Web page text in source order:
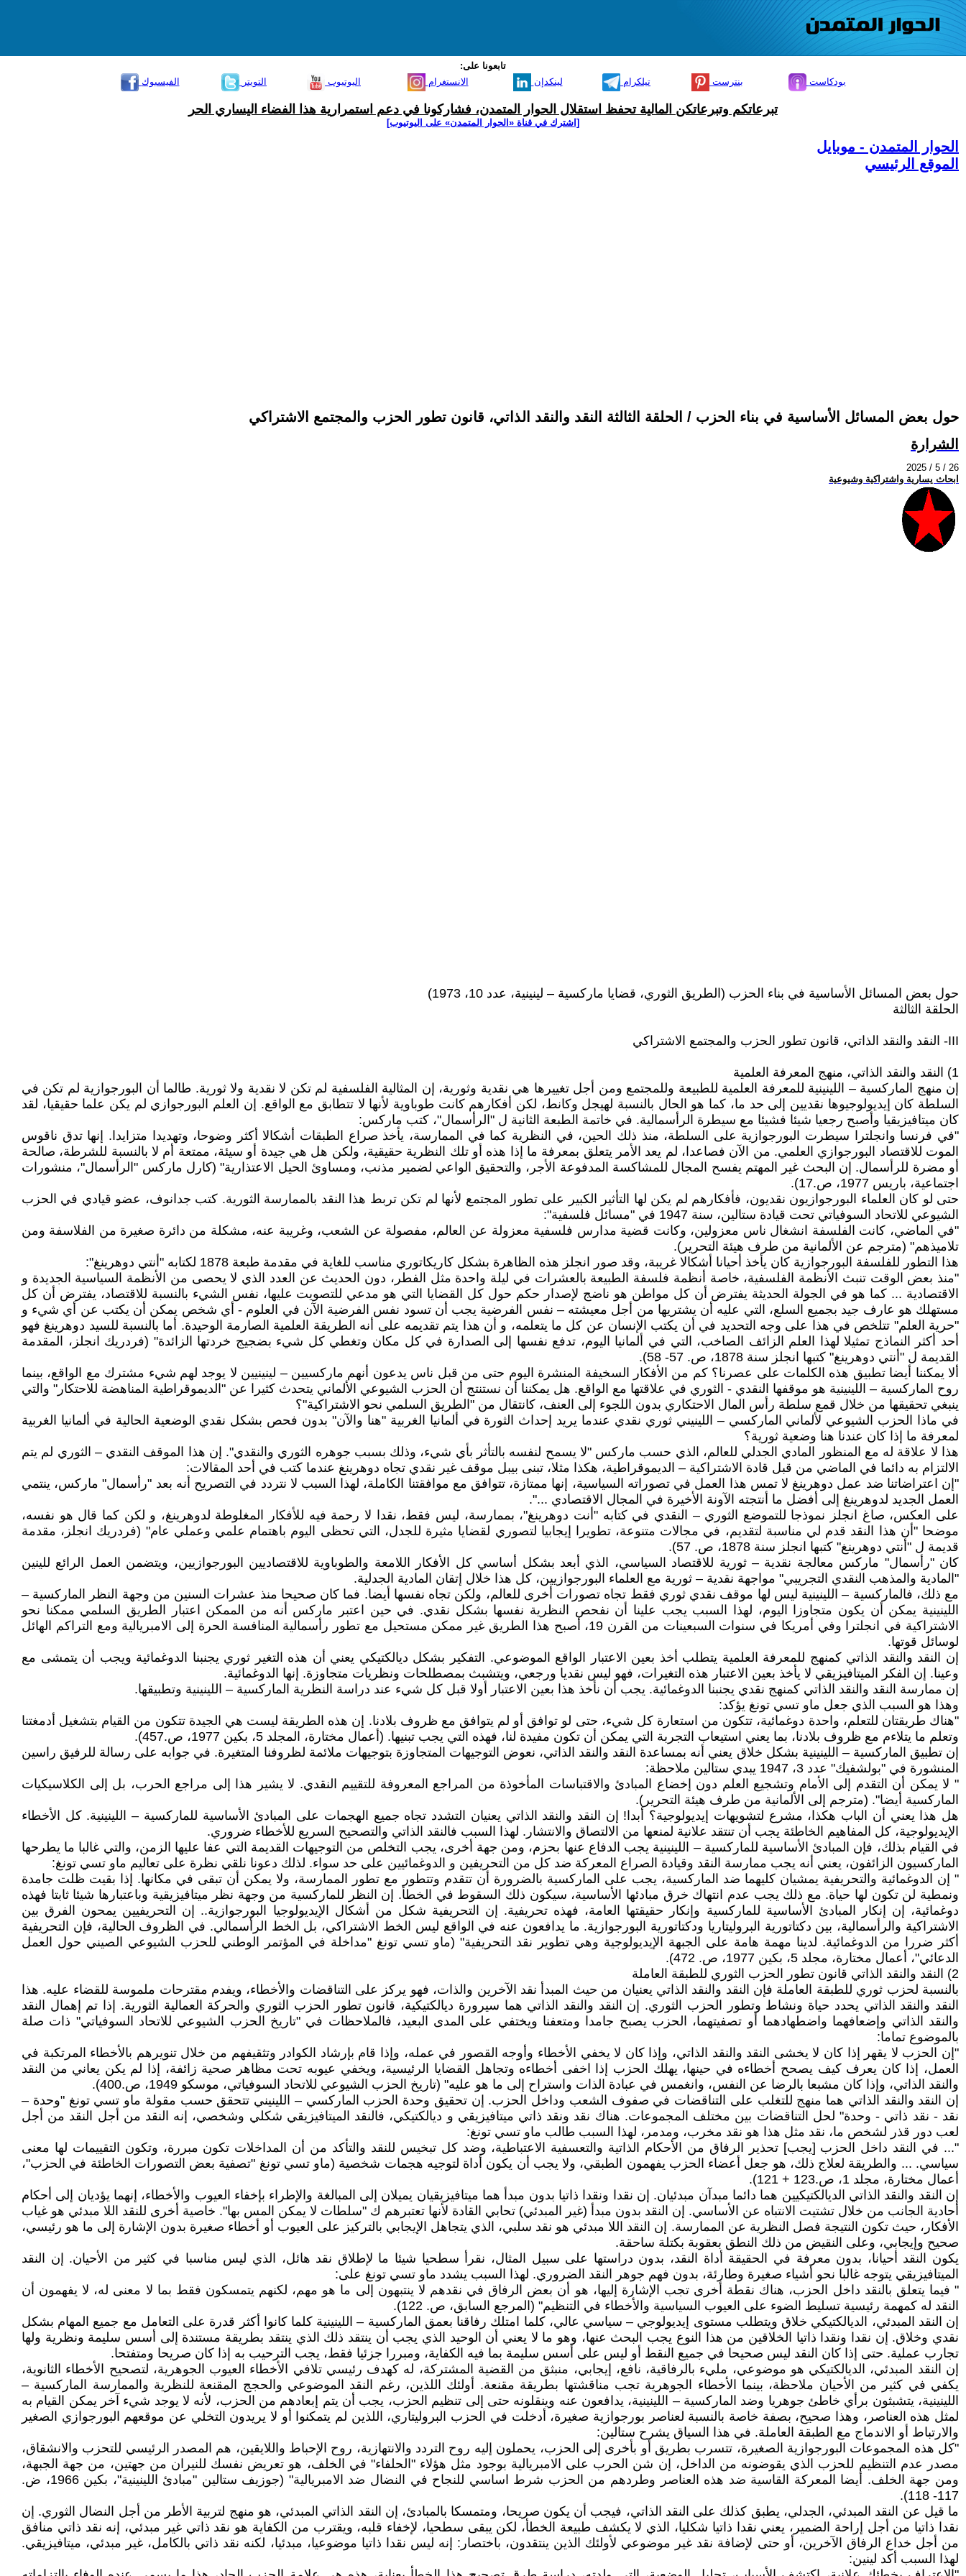
تابعونا على:
الفيسبوك
التويتر اليوتيوب الانستغرام لينكدإن تيلكرام بنترست بودكاست
تبرعاتكم وتبرعاتكن المالية تحفظ استقلال الحوار المتمدن، فشاركونا في دعم استمرارية هذا الفضاء اليساري الحر
[اشترك في قناة ‫«الحوار المتمدن» على اليوتيوب]
الحوار المتمدن - موبايل
الموقع الرئيسي
حول بعض المسائل الأساسية في بناء الحزب / الحلقة الثالثة النقد والنقد الذاتي، قانون تطور الحزب والمجتمع الاشتراكي
الشرارة
2025 / 5 / 26
ابحاث يسارية واشتراكية وشيوعية
حول بعض المسائل الأساسية في بناء الحزب (الطريق الثوري، قضايا ماركسية – لينينية، عدد 10، 1973)
الحلقة الثالثة
III- النقد والنقد الذاتي، قانون تطور الحزب والمجتمع الاشتراكي
1) النقد والنقد الذاتي، منهج المعرفة العلمية
إن منهج الماركسية – اللينينية للمعرفة العلمية للطبيعة وللمجتمع ومن أجل تغييرها هي نقدية وثورية، إن المثالية الفلسفية لم تكن لا نقدية ولا ثورية. طالما أن البورجوازية لم تكن في
السلطة كان إيديولوجيوها نقديين إلى حد ما، كما هو الحال بالنسبة لهيجل وكانط، لكن أفكارهم كانت طوباوية لأنها لا تتطابق مع الواقع. إن العلم البورجوازي لم يكن علما حقيقيا، لقد
كان ميتافيزيقيا وأصبح رجعيا شيئا فشيئا مع سيطرة الرأسمالية. في خاتمة الطبعة الثانية ل "الرأسمال"، كتب ماركس:
"في فرنسا وانجلترا سيطرت البورجوازية على السلطة، منذ ذلك الحين، في النظرية كما في الممارسة، يأخذ صراع الطبقات أشكالا أكثر وضوحا، وتهديدا متزايدا. إنها تدق ناقوس
الموت للاقتصاد البورجوازي العلمي. من الآن فصاعدا، لم يعد الأمر يتعلق بمعرفة ما إذا هذه أو تلك النظرية حقيقية، ولكن هل هي جيدة أو سيئة، ممتعة أم لا بالنسبة للشرطة، صالحة
أو مضرة للرأسمال. إن البحث غير المهتم يفسح المجال للمشاكسة المدفوعة الأجر، والتحقيق الواعي لضمير مذنب، ومساوئ الحيل الاعتذارية" (كارل ماركس "الرأسمال"، منشورات
اجتماعية، باريس 1977، ص.17).
حتى لو كان العلماء البورجوازيون نقديون، فأفكارهم لم يكن لها التأثير الكبير على تطور المجتمع لأنها لم تكن تربط هذا النقد بالممارسة الثورية. كتب جدانوف، عضو قيادي في الحزب
الشيوعي للاتحاد السوفياتي تحت قيادة ستالين، سنة 1947 في "مسائل فلسفية":
"في الماضي، كانت الفلسفة انشغال ناس معزولين، وكانت قضية مدارس فلسفية معزولة عن العالم، مفصولة عن الشعب، وغريبة عنه، مشكلة من دائرة صغيرة من الفلاسفة ومن
تلاميذهم" (مترجم عن الألمانية من طرف هيئة التحرير).
هذا التطور للفلسفة البورجوازية كان يأخذ أحيانا أشكالا غريبة، وقد صور انجلز هذه الظاهرة بشكل كاريكاتوري مناسب للغاية في مقدمة طبعة 1878 لكتابه "أنتي دوهرينغ":
"منذ بعض الوقت تنبث الأنظمة الفلسفية، خاصة أنظمة فلسفة الطبيعة بالعشرات في ليلة واحدة مثل الفطر، دون الحديث عن العدد الذي لا يحصى من الأنظمة السياسية الجديدة و
الاقتصادية ... كما هو في الجولة الحديثة يفترض أن كل مواطن هو ناضج لإصدار حكم حول كل القضايا التي هو مدعي للتصويت عليها، نفس الشيء بالنسبة للاقتصاد، يفترض أن كل
مستهلك هو عارف جيد بجميع السلع، التي عليه أن يشتريها من أجل معيشته – نفس الفرضية يجب أن تسود نفس الفرضية الآن في العلوم - أي شخص يمكن أن يكتب عن أي شيء و
"حرية العلم" تتلخص في هذا على وجه التحديد في أن يكتب الإنسان عن كل ما يتعلمه، و أن هذا يتم تقديمه على أنه الطريقة العلمية الصارمة الوحيدة. أما بالنسبة للسيد دوهرينغ فهو
أحد أكثر النماذج تمثيلا لهذا العلم الزائف الصاخب، التي في ألمانيا اليوم، تدفع نفسها إلى الصدارة في كل مكان وتغطي كل شيء بضجيج خردتها الزائدة" (فردريك انجلز، المقدمة
القديمة ل "أنتي دوهرينغ" كتبها انجلز سنة 1878، ص. 57- 58).
ألا يمكننا أيضا تطبيق هذه الكلمات على عصرنا؟ كم من الأفكار السخيفة المنشرة اليوم حتى من قبل ناس يدعون أنهم ماركسيين – لينينيين لا يوجد لهم شيء مشترك مع الواقع، بينما
روح الماركسية – اللينينية هو موقفها النقدي - الثوري في علاقتها مع الواقع. هل يمكننا أن نستنتج أن الحزب الشيوعي الألماني يتحدث كثيرا عن "الديموقراطية المناهضة للاحتكار" والتي
ينبغي تحقيقها من خلال قمع سلطة رأس المال الاحتكاري بدون اللجوء إلى العنف، كانتقال من "الطريق السلمي نحو الاشتراكية"؟
في ماذا الحزب الشيوعي لألماني الماركسي – اللينيني ثوري نقدي عندما يريد إحداث الثورة في ألمانيا الغربية "هنا والآن" بدون فحص بشكل نقدي الوضعية الحالية في ألمانيا الغربية
لمعرفة ما إذا كان عندنا هنا وضعية ثورية؟
هذا لا علاقة له مع المنظور المادي الجدلي للعالم، الذي حسب ماركس "لا يسمح لنفسه بالتأثر بأي شيء، وذلك بسبب جوهره الثوري والنقدي". إن هذا الموقف النقدي – الثوري لم يتم
الالتزام به دائما في الماضي من قبل قادة الاشتراكية – الديموقراطية، هكذا مثلا، تبنى بيبل موقف غير نقدي تجاه دوهرينغ عندما كتب في أحد المقالات:
"إن اعتراضاتنا ضد عمل دوهرينغ لا تمس هذا العمل في تصوراته السياسية، إنها ممتازة، تتوافق مع موافقتنا الكاملة، لهذا السبب لا نتردد في التصريح أنه بعد "رأسمال" ماركس، ينتمي
العمل الجديد لدوهرينغ إلى أفضل ما أنتجته الآونة الأخيرة في المجال الاقتصادي ...".
على العكس، صاغ انجلز نموذجا للتموضع الثوري – النقدي في كتابه "أنت دوهرينغ"، بممارسة، ليس فقط، نقدا لا رحمة فيه للأفكار المغلوطة لدوهرينغ، و لكن كما قال هو نفسه،
موضحا "أن هذا النقد قدم لي مناسبة لتقديم، في مجالات متنوعة، تطويرا إيجابيا لتصوري لقضايا مثيرة للجدل، التي تحظى اليوم باهتمام علمي وعملي عام" (فردريك انجلز، مقدمة
قديمة ل "أنتي دوهرينغ" كتبها انجلز سنة 1878، ص. 57).
كان "رأسمال" ماركس معالجة نقدية – ثورية للاقتصاد السياسي، الذي أبعد بشكل أساسي كل الأفكار اللامعة والطوباوية للاقتصاديين البورجوازيين، ويتضمن العمل الرائع للينين
"المادية والمذهب النقدي التجريبي" مواجهة نقدية – ثورية مع العلماء البورجوازيين، كل هذا خلال إتقان المادية الجدلية.
مع ذلك، فالماركسية – اللينينية ليس لها موقف نقدي ثوري فقط تجاه تصورات أخرى للعالم، ولكن تجاه نفسها أيضا. فما كان صحيحا منذ عشرات السنين من وجهة النظر الماركسية –
اللينينية يمكن أن يكون متجاوزا اليوم، لهذا السبب يجب علينا أن نفحص النظرية نفسها بشكل نقدي. في حين اعتبر ماركس أنه من الممكن اعتبار الطريق السلمي ممكنا نحو
الاشتراكية في انجلترا وفي أمريكا في سنوات السبعينات من القرن 19، أصبح هذا الطريق غير ممكن مستحيل مع تطور رأسمالية المنافسة الحرة إلى الامبريالية ومع التراكم الهائل
لوسائل قوتها.
إن النقد والنقد الذاتي كمنهج للمعرفة العلمية يتطلب أخذ بعين الاعتبار الواقع الموضوعي. التفكير بشكل ديالكتيكي يعني أن هذه التغير ثوري يجنبنا الدوغمائية ويجب أن يتمشى مع
وعينا. إن الفكر الميتافيزيقي لا يأخذ بعين الاعتبار هذه التغيرات، فهو ليس نقديا ورجعي، ويتشبث بمصطلحات ونظريات متجاوزة. إنها الدوغمائية.
إن ممارسة النقد والنقد الذاتي كمنهج نقدي يجنبنا الدوغمائية. يجب أن نأخذ هذا بعين الاعتبار أولا قبل كل شيء عند دراسة النظرية الماركسية – اللينينية وتطبيقها.
وهذا هو السبب الذي جعل ماو تسي تونغ يؤكد:
"هناك طريقتان للتعلم، واحدة دوغمائية، تتكون من استعارة كل شيء، حتى لو توافق أو لم يتوافق مع ظروف بلادنا. إن هذه الطريقة ليست هي الجيدة تتكون من القيام بتشغيل أدمغتنا
وتعلم ما يتلاءم مع ظروف بلادنا، بما يعني استيعاب التجربة التي يمكن أن تكون مفيدة لنا، فهذه التي يجب تبنيها. (أعمال مختارة، المجلد 5، بكين 1977، ص.457).
إن تطبيق الماركسية – اللينينية بشكل خلاق يعني أنه بمساعدة النقد والنقد الذاتي، نعوض التوجيهات المتجاوزة بتوجيهات ملائمة لظروفنا المتغيرة. في جوابه على رسالة للرفيق راسين
المنشورة في "بولشفيك" عدد 3، 1947 يبدي ستالين ملاحظة:
" لا يمكن أن التقدم إلى الأمام وتشجيع العلم دون إخضاع المبادئ والاقتباسات المأخوذة من المراجع المعروفة للتقييم النقدي. لا يشير هذا إلى مراجع الحرب، بل إلى الكلاسيكيات
الماركسية أيضا". (مترجم إلى الألمانية من طرف هيئة التحرير).
هل هذا يعني أن الباب هكذا، مشرع لتشويهات إيديولوجية؟ أبدا! إن النقد والنقد الذاتي يعنيان التشدد تجاه جميع الهجمات على المبادئ الأساسية للماركسية – اللينينية. كل الأخطاء
الإيديولوجية، كل المفاهيم الخاطئة يجب أن تنتقد علانية لمنعها من الالتصاق والانتشار. لهذا السبب فالنقد الذاتي والتصحيح السريع للأخطاء ضروري.
في القيام بذلك، فإن المبادئ الأساسية للماركسية – اللينينية يجب الدفاع عنها بحزم، ومن جهة أخرى، يجب التخلص من التوجيهات القديمة التي عفا عليها الزمن، والتي غالبا ما يطرحها
الماركسيون الزائفون، يعني أنه يجب ممارسة النقد وقيادة الصراع المعركة ضد كل من التحريفين و الدوغمائيين على حد سواء. لذلك دعونا نلقي نظرة على تعاليم ماو تسي تونغ:
" إن الدوغمائية والتحريفية يمشيان كليهما ضد الماركسية، يجب على الماركسية بالضرورة أن تتقدم وتتطور مع تطور الممارسة، ولا يمكن أن تبقى في مكانها. إذا بقيت ظلت جامدة
ونمطية لن تكون لها حياة. مع ذلك يجب عدم انتهاك خرق مبادئها الأساسية، سيكون ذلك السقوط في الخطأ. إن النظر للماركسية من وجهة نظر ميتافيزيقية وباعتبارها شيئا ثابتا فهذه
دوغمائية، إن إنكار المبادئ الأساسية للماركسية وإنكار حقيقتها العامة، فهذه تحريفية. إن التحريفية شكل من أشكال الإيديولوجيا البورجوازية.. إن التحريفيين يمحون الفرق بين
الاشتراكية والرأسمالية، بين دكتاتورية البروليتاريا ودكتاتورية البورجوازية. ما يدافعون عنه في الواقع ليس الخط الاشتراكي، بل الخط الرأسمالي. في الظروف الحالية، فإن التحريفية
أكثر ضررا من الدوغمائية. لدينا مهمة هامة على الجبهة الإيديولوجية وهي تطوير نقد التحريفية" (ماو تسي تونغ "مداخلة في المؤتمر الوطني للحزب الشيوعي الصيني حول العمل
الدعائي"، أعمال مختارة، مجلد 5، بكين 1977، ص. 472).
2) النقد والنقد الذاتي قانون تطور الحزب الثوري للطبقة العاملة
بالنسبة لحزب ثوري للطبقة العاملة فإن النقد والنقد الذاتي يعنيان من حيث المبدأ نقد الآخرين والذات، فهو يركز على التناقضات والأخطاء، ويفدم مقترحات ملموسة للقضاء عليه. هذا
النقد والنقد الذاتي يحدد حياة ونشاط وتطور الحزب الثوري. إن النقد والنقد الذاتي هما سيرورة ديالكتيكية، قانون تطور الحزب الثوري والحركة العمالية الثورية. إذا تم إهمال النقد
والنقد الذاتي وإضعافهما واضطهادهما أو تصفيتهما، الحزب يصبح جامدا ومتعفنا ويختفي على المدى البعيد، فالملاحظات في "تاريخ الحزب الشيوعي للاتحاد السوفياتي" ذات صلة
بالموضوع تماما:
"إن الحزب لا يقهر إذا كان لا يخشى النقد والنقد الذاتي، وإذا كان لا يخفي الأخطاء وأوجه القصور في عمله، وإذا قام بإرشاد الكوادر وتثقيفهم من خلال تنويرهم بالأخطاء المرتكبة في
العمل، إذا كان يعرف كيف يصحح أخطاءه في حينها، يهلك الحزب إذا اخفى أخطاءه وتجاهل القضايا الرئيسية، ويخفي عيوبه تحت مظاهر صحية زائفة، إذا لم يكن يعاني من النقد
والنقد الذاتي، وإذا كان مشبعا بالرضا عن النفس، وانغمس في عبادة الذات واستراح إلى ما هو عليه" (تاريخ الحزب الشيوعي للاتحاد السوفياتي، موسكو 1949، ص.400).
إن النقد والنقد الذاتي هما منهج للتغلب على التناقضات في صفوف الشعب وداخل الحزب. إن تحقيق وحدة الحزب الماركسي – اللينيني تتحقق حسب مقولة ماو تسي تونغ "وحدة –
نقد - نقد ذاتي - وحدة" لحل التناقضات بين مختلف المجموعات. هناك نقد ونقد ذاتي ميتافيزيقي و ديالكتيكي، فالنقد الميتافيزيقي شكلي وشخصي، إنه النقد من أجل النقد من أجل
لعب دور قذر لشخص ما، نقد مثل هذا هو نقد مخرب، ومدمر، لهذا السبب طالب ماو تسي تونغ:
"... في النقد داخل الحزب [يجب] تحذير الرفاق من الأحكام الذاتية والتعسفية الاعتباطية، وضد كل تبخيس للنقد والتأكد من أن المداخلات تكون مبررة، وتكون التقييمات لها معنى
سياسي. ... والطريقة لعلاج ذلك، هو جعل أعضاء الحزب يفهمون الطبقي، ولا يجب أن يكون أداة لتوجيه هجمات شخصية (ماو تسي تونغ "تصفية بعض التصورات الخاطئة في الحزب"،
أعمال مختارة، مجلد 1، ص.123 + 121).
إن النقد والنقد الذاتي الديالكتيكيين هما دائما مبدآن مبدئيان. إن نقدا ونقدا ذاتيا بدون مبدأ هما ميتافيزيقيان يميلان إلى المبالغة والإطراء بإخفاء العيوب والأخطاء، إنهما يؤديان إلى أحكام
أحادية الجانب من خلال تشتيت الانتباه عن الأساسي. إن النقد بدون مبدأ (غير المبدئي) تحابي القادة لأنها تعتبرهم ك "سلطات لا يمكن المس بها". خاصية أخرى للنقد اللا مبدئي هو غياب
الأفكار، حيث تكون النتيجة فصل النظرية عن الممارسة. إن النقد اللا مبدئي هو نقد سلبي، الذي يتجاهل الإيجابي بالتركيز على العيوب أو أخطاء صغيرة بدون الإشارة إلى ما هو رئيسي،
صحيح وإيجابي، وعلى النقيض من ذلك النطق بعقوبة بكتلة ساحقة.
يكون النقد أحيانا، بدون معرفة في الحقيقة أداة النقد، بدون دراستها على سبيل المثال، نقرأ سطحيا شيئا ما لإطلاق نقد هائل، الذي ليس مناسبا في كثير من الأحيان. إن النقد
الميتافيزيقي يتوجه غالبا نحو أشياء صغيرة وطارئة، بدون فهم جوهر النقد الضروري. لهذا السبب يشدد ماو تسي تونغ على:
" فيما يتعلق بالنقد داخل الحزب، هناك نقطة أخرى تجب الإشارة إليها، هو أن بعض الرفاق في نقدهم لا ينتبهون إلى ما هو مهم، لكنهم يتمسكون فقط بما لا معنى له، لا يفهمون أن
النقد له كمهمة رئيسية تسليط الضوء على العيوب السياسية والأخطاء في التنظيم" (المرجع السابق، ص. 122).
إن النقد المبدئي، الديالكتيكي خلاق ويتطلب مستوى إيديولوجي – سياسي عالي، كلما امتلك رفاقنا بعمق الماركسية – اللينينية كلما كانوا أكثر قدرة على التعامل مع جميع المهام بشكل
نقدي وخلاق. إن نقدا ونقدا ذاتيا الخلاقين من هذا النوع يجب البحث عنها، وهو ما لا يعني أن الوحيد الذي يجب أن ينتقد ذلك الذي ينتقد بطريقة مستندة إلى أسس سليمة ونظرية ولها
تجارب عملية. حتى إذا كان النقد ليس صحيحا في جميع النقط أو ليس على أسس سليمة بما فيه الكفاية، ومبررا جزئيا فقط، يجب الترحيب به إذا كان صريحا ومتفتحا.
إن النقد المبدئي، الديالكتيكي هو موضوعي، مليء بالرفاقية، نافع، إيجابي، منبثق من القضية المشتركة، له كهدف رئيسي تلافي الأخطاء العيوب الجوهرية، لتصحيح الأخطاء الثانوية،
يكفي في كثير من الأحيان ملاحظة، بينما الأخطاء الجوهرية تجب مناقشتها بطريقة مقنعة. أولئك اللذين، رغم النقد الموضوعي والحجج المقنعة للنظرية والممارسة الماركسية –
اللينينية، يتشبثون برأي خاطئ جوهريا وضد الماركسية – اللينينية، يدافعون عنه وينقلونه حتى إلى تنظيم الحزب، يجب أن يتم إبعادهم من الحزب، لأنه لا يوجد شيء آخر يمكن القيام به
لمثل هذه العناصر، وهذا صحيح، بصفة خاصة بالنسبة لعناصر بورجوازية صغيرة، أدخلت في الحزب البروليتاري، اللذين لم يتمكنوا أو لا يريدون التخلي عن موقعهم البورجوازي الصغير
والارتباط أو الاندماج مع الطبقة العاملة. في هذا السياق يشرح ستالين:
"كل هذه المجموعات البورجوازية الصغيرة، تتسرب بطريق أو بأخرى إلى الحزب، يحملون إليه روح التردد والانتهازية، روح الإحباط واللايقين، هم المصدر الرئيسي للتحزب والانشقاق،
مصدر عدم التنظيم للحزب الذي يقوضونه من الداخل، إن شن الحرب على الامبريالية بوجود مثل هؤلاء "الحلفاء" في الخلف، هو تعريض نفسك للنيران من جهتين، من جهة الجبهة،
ومن جهة الخلف. أيضا المعركة القاسية ضد هذه العناصر وطردهم من الحزب شرط اساسي للنجاح في النضال ضد الامبريالية" (جوزيف ستالين "مبادئ اللينينية"، بكين 1966، ض.
117- 118).
ما قيل عن النقد المبدئي، الجدلي، يطبق كذلك على النقد الذاتي، فيجب أن يكون صريحا، ومتمسكا بالمبادئ، إن النقد الذاتي المبدئي، هو منهج لتربية الأطر من أجل النضال الثوري. إن
نقدا ذاتيا من أجل إراحة الضمير، يعني نقدا ذاتيا شكليا، الذي لا يكشف طبيعة الخطأ، لكن يبقى سطحيا، لإخفاء قلبه، ويقترب من الكفاية هو نقد ذاتي غير مبدئي، إنه نقد ذاتي منافق
من أجل خداع الرفاق الآخرين، أو حتى لإضافة نقد غير موضوعي لأولئك الذين ينتقدون، باختصار: إنه ليس نقدا ذاتيا موضوعيا، مبدئيا، لكنه نقد ذاتي بالكامل، غير مبدئي، ميتافيزيقي.
لهذا السبب أكد لينين: